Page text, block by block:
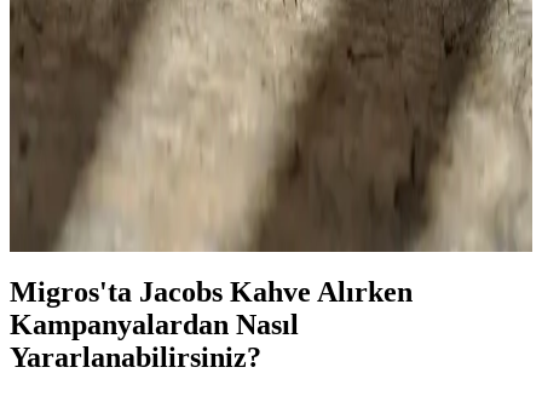
Slav kahvesi, geleneksel hazırlama ve sunumuyla bölgesel kültürü
yansıtırken, modern tüketim alışkanlıklarına uyarlanarak pazarda
yerini güçlendiriyor.
Senseo Kahve Kapsülleri: Pratiklik ve Kalitenin
Birlikte Sunulduğu Kahve Çözümü
Senseo kahve kapsülleri, hızlı ve kaliteli kahve hazırlama imkanı
sunar. Kullanım kolaylığı ve çevre dostu seçenekleriyle öne çıkan bu
ürünler, kahve keyfini pratik hale getirir.
Migros'ta Jacobs Kahve Alırken
Kampanyalardan Nasıl
Yararlanabilirsiniz?